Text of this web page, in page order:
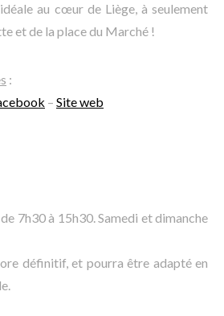
au cœur de Liège, à seulement
et de la place du Marché !
:
– Site web
7h30 à 15h30. Samedi et dimanche
définitif, et pourra être adapté en